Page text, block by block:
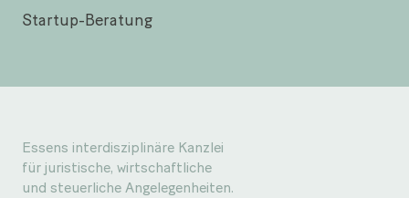
Startup-Beratung
Essens interdisziplinäre Kanzlei
für juristische, wirtschaftliche
und steuerliche Angelegenheiten.